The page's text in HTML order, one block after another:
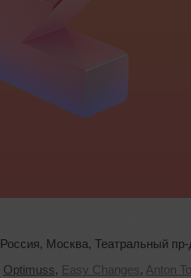
Россия, Москва, Театральный
Optimuss, Easy Changes, Anton